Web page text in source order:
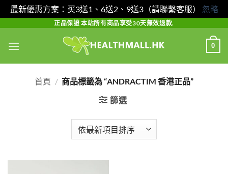
最新優惠方案：买3送1、6送2、9送3（請聯繫客服） 忽略
content
正品保證 本站所有商品享受30天無效退款.
0
首頁 / 商品標籤為 “ANDRACTIM 香港正品”
篩選